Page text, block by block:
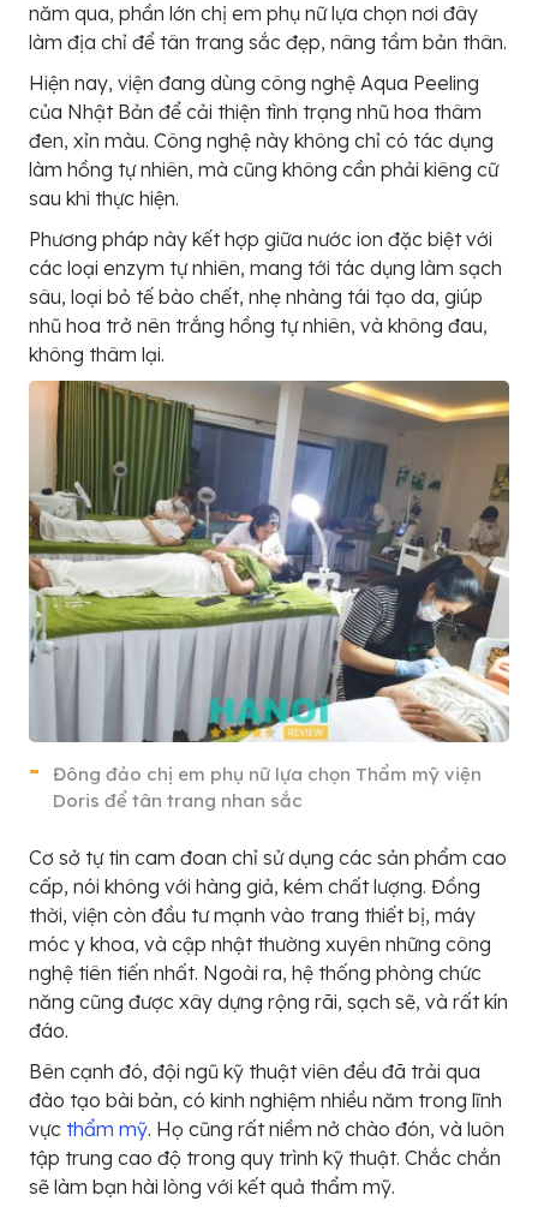
năm qua, phần lớn chị em phụ nữ lựa chọn nơi đây
làm địa chỉ để tân trang sắc đẹp, nâng tầm bản thân.
Hiện nay, viện đang dùng công nghệ Aqua Peeling
của Nhật Bản để cải thiện tình trạng nhũ hoa thâm
đen, xỉn màu. Công nghệ này không chỉ có tác dụng
làm hồng tự nhiên, mà cũng không cần phải kiêng cữ
sau khi thực hiện.
Phương pháp này kết hợp giữa nước ion đặc biệt với
các loại enzym tự nhiên, mang tới tác dụng làm sạch
sâu, loại bỏ tế bào chết, nhẹ nhàng tái tạo da, giúp
nhũ hoa trở nên trắng hồng tự nhiên, và không đau,
không thâm lại.
Đông đảo chị em phụ nữ lựa chọn Thẩm mỹ viện
Doris để tân trang nhan sắc
Cơ sở tự tin cam đoan chỉ sử dụng các sản phẩm cao
cấp, nói không với hàng giả, kém chất lượng. Đồng
thời, viện còn đầu tư mạnh vào trang thiết bị, máy
móc y khoa, và cập nhật thường xuyên những công
nghệ tiên tiến nhất. Ngoài ra, hệ thống phòng chức
năng cũng được xây dựng rộng rãi, sạch sẽ, và rất kín
đáo.
Bên cạnh đó, đội ngũ kỹ thuật viên đều đã trải qua
đào tạo bài bản, có kinh nghiệm nhiều năm trong lĩnh
vực thẩm mỹ. Họ cũng rất niềm nở chào đón, và luôn
tập trung cao độ trong quy trình kỹ thuật. Chắc chắn
sẽ làm bạn hài lòng với kết quả thẩm mỹ.